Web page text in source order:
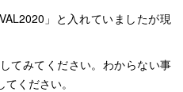
」と入れていましたが現
てみてください。わからない事
ください。